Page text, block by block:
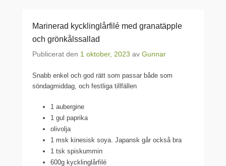
Marinerad kycklinglårfilé med granatäpple
och grönkålssallad
Publicerat den 1 oktober, 2023 av Gunnar
Snabb enkel och god rätt som passar både som
söndagmiddag, och festliga tillfällen
1 aubergine
1 gul paprika
olivolja
1 msk kinesisk soya. Japansk går också bra
1 tsk spiskummin
600g kycklinglårfilé